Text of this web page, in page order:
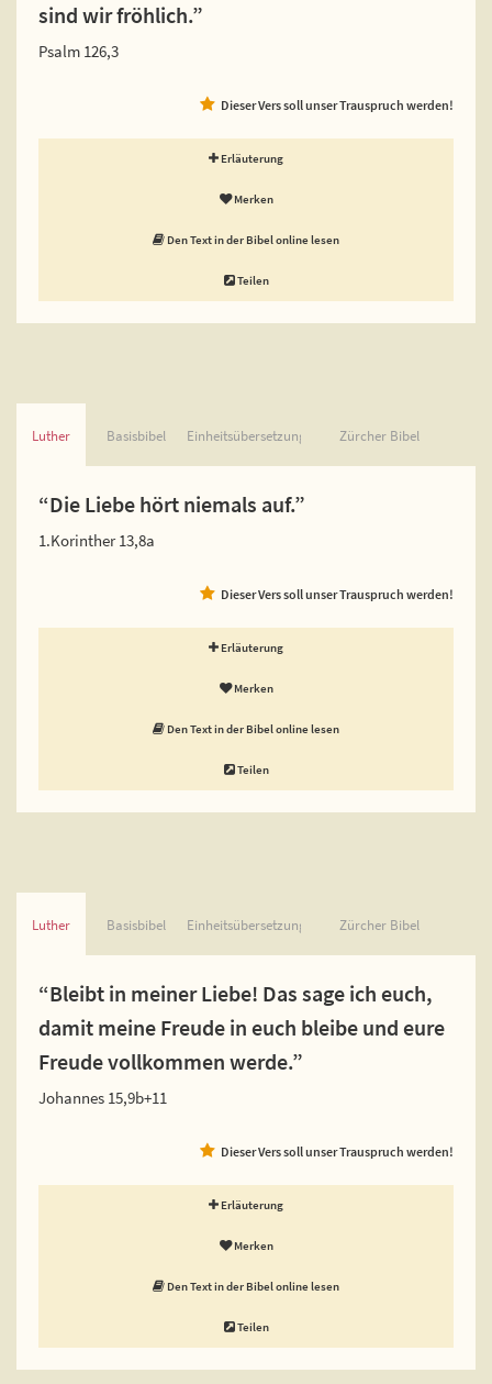
sind wir fröhlich.”
Psalm 126,3
Dieser Vers soll unser Trauspruch werden!
Erläuterung
Merken
Den Text in der Bibel online lesen
Teilen
Luther Basisbibel Einheitsübersetzung Zürcher Bibel
“Die Liebe hört niemals auf.”
1.Korinther 13,8a
Dieser Vers soll unser Trauspruch werden!
Erläuterung
Merken
Den Text in der Bibel online lesen
Teilen
Luther Basisbibel Einheitsübersetzung Zürcher Bibel
“Bleibt in meiner Liebe! Das sage ich euch,
damit meine Freude in euch bleibe und eure
Freude vollkommen werde.”
Johannes 15,9b+11
Dieser Vers soll unser Trauspruch werden!
Erläuterung
Merken
Den Text in der Bibel online lesen
Teilen